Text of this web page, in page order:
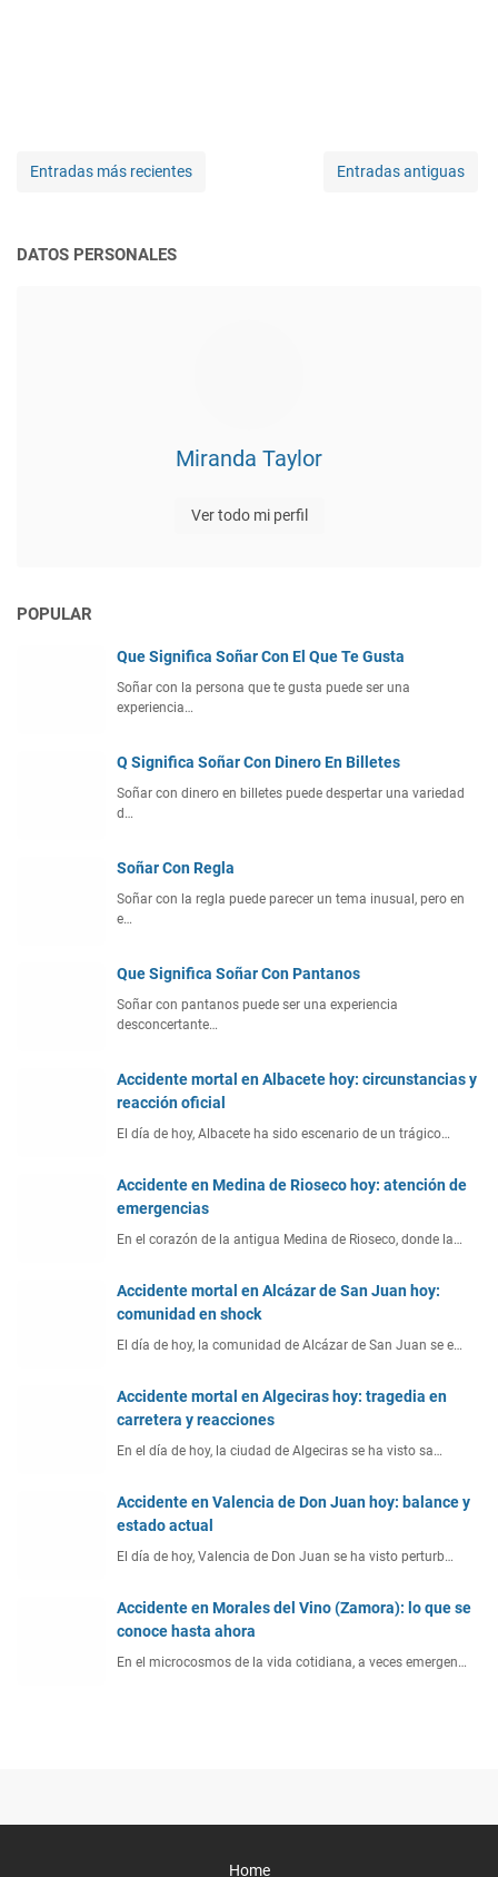
Entradas más recientes Entradas antiguas
DATOS PERSONALES
Miranda Taylor
Ver todo mi perfil
POPULAR
Que Significa Soñar Con El Que Te Gusta
Soñar con la persona que te gusta puede ser una
experiencia…
Q Significa Soñar Con Dinero En Billetes
Soñar con dinero en billetes puede despertar una variedad
d…
Soñar Con Regla
Soñar con la regla puede parecer un tema inusual, pero en
e…
Que Significa Soñar Con Pantanos
Soñar con pantanos puede ser una experiencia
desconcertante…
Accidente mortal en Albacete hoy: circunstancias y
reacción oficial
El día de hoy, Albacete ha sido escenario de un trágico…
Accidente en Medina de Rioseco hoy: atención de
emergencias
En el corazón de la antigua Medina de Rioseco, donde la…
Accidente mortal en Alcázar de San Juan hoy:
comunidad en shock
El día de hoy, la comunidad de Alcázar de San Juan se e…
Accidente mortal en Algeciras hoy: tragedia en
carretera y reacciones
En el día de hoy, la ciudad de Algeciras se ha visto sa…
Accidente en Valencia de Don Juan hoy: balance y
estado actual
El día de hoy, Valencia de Don Juan se ha visto perturb…
Accidente en Morales del Vino (Zamora): lo que se
conoce hasta ahora
En el microcosmos de la vida cotidiana, a veces emergen…
Home